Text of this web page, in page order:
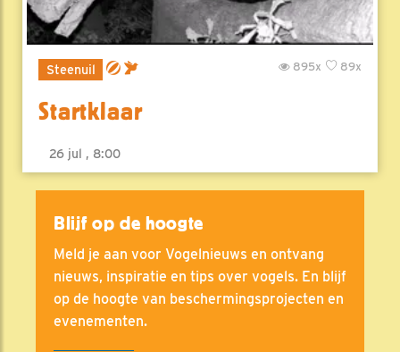
Steenuil 89x
895x
Startklaar
26 jul , 8:00
Blijf op de hoogte
Meld je aan voor Vogelnieuws en ontvang
nieuws, inspiratie en tips over vogels. En blijf
op de hoogte van beschermingsprojecten en
evenementen.